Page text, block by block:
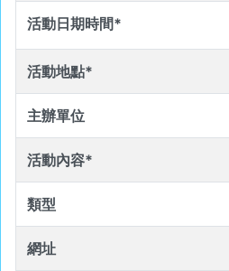
活動日期時間*
活動地點*
主辦單位
活動內容*
類型
網址